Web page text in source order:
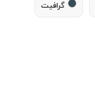
گرافیت